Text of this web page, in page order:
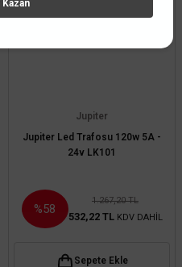
Jupiter
Jupiter Led Trafosu 120w 5A -
24v LK101
%58
1.267,20 TL
532,22 TL KDV DAHİL
Sepete Ekle